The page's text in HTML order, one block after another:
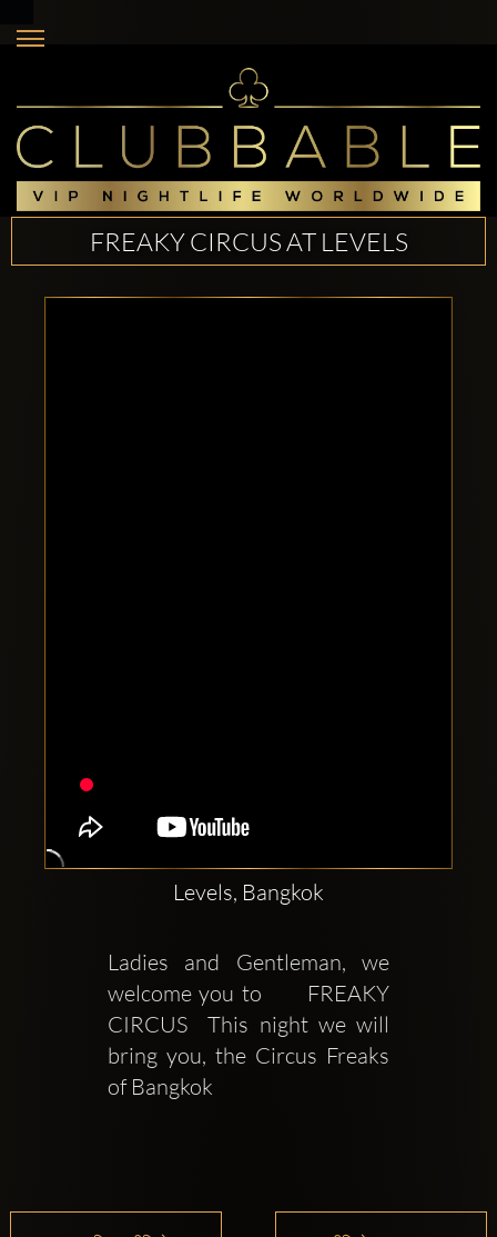
FREAKY CIRCUS AT LEVELS
Levels, Bangkok
Ladies and Gentleman, we
welcome you to      FREAKY
CIRCUS  This night we will
bring you, the Circus Freaks
of Bangkok